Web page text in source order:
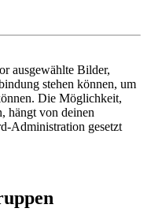
ausgewählte Bilder,
stehen können, um
Die Möglichkeit,
hängt von deinen
Administration gesetzt